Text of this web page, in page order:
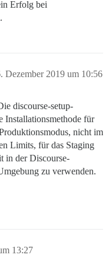
Erfolg bei
Dezember 2019 um 10:56
discourse-setup-
Installationsmethode für
nicht im
Limits, für das Staging
in der Discourse-
zu verwenden.
13:27